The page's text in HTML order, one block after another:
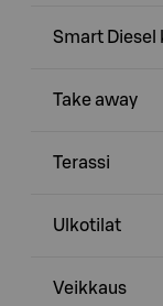
Smart Diesel
Take away
Terassi
Ulkotilat
Veikkaus